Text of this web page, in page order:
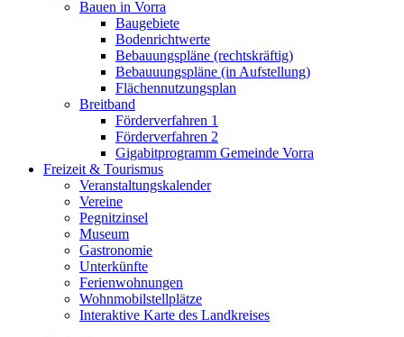
Bauen in Vorra
Baugebiete
Bodenrichtwerte
Bebauungspläne (rechtskräftig)
Bebauuungspläne (in Aufstellung)
Flächennutzungsplan
Breitband
Förderverfahren 1
Förderverfahren 2
Gigabitprogramm Gemeinde Vorra
Freizeit & Tourismus
Veranstaltungskalender
Vereine
Pegnitzinsel
Museum
Gastronomie
Unterkünfte
Ferienwohnungen
Wohnmobilstellplätze
Interaktive Karte des Landkreises